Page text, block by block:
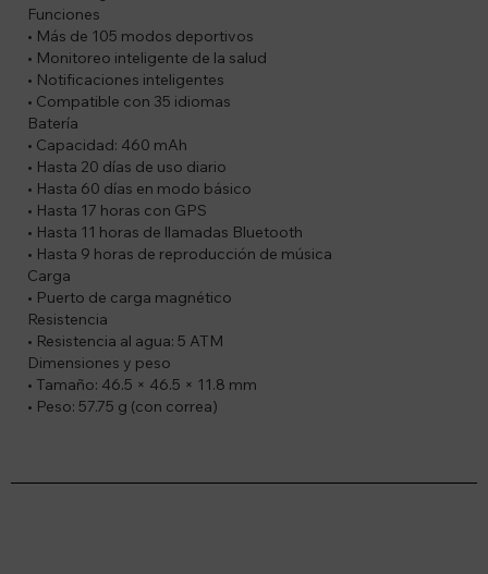
Funciones
• Más de 105 modos deportivos
• Monitoreo inteligente de la salud
• Notificaciones inteligentes
• Compatible con 35 idiomas
Batería
• Capacidad: 460 mAh
• Hasta 20 días de uso diario
• Hasta 60 días en modo básico
• Hasta 17 horas con GPS
• Hasta 11 horas de llamadas Bluetooth
• Hasta 9 horas de reproducción de música
Carga
• Puerto de carga magnético
Resistencia
• Resistencia al agua: 5 ATM
Dimensiones y peso
• Tamaño: 46.5 × 46.5 × 11.8 mm
• Peso: 57.75 g (con correa)